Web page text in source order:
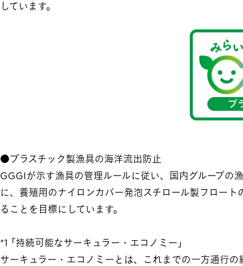
しています。
●プラスチック製漁具の海洋流出防止
GGGIが示す漁具の管理ルールに従い、国内グループ
に、養殖用のナイロンカバー発泡スチロール製フロー
ることを目標にしています。
*1 ｢持続可能なサーキュラー・エコノミー｣
サーキュラー・エコノミーとは、これまでの一方通行